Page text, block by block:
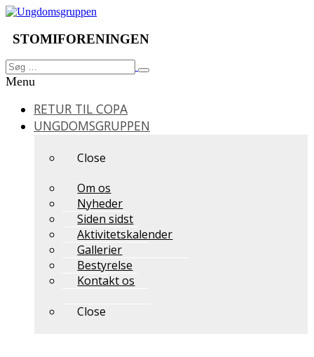
Videre
indhold
STOMIFORENINGEN
Søg
efter:
Søg
Menu
RETUR TIL COPA
UNGDOMSGRUPPEN
Close
Om os
Nyheder
Siden sidst
Aktivitetskalender
Gallerier
Bestyrelse
Kontakt os
Close